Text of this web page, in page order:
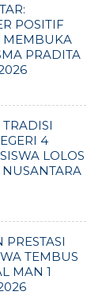
POSITIF
MEMBUKA
PRADITA
4
LOLOS
TEMBUS
MAN 1